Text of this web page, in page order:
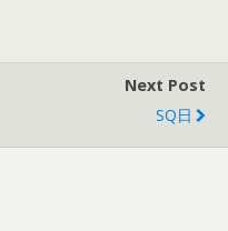
Next Post
SQ日